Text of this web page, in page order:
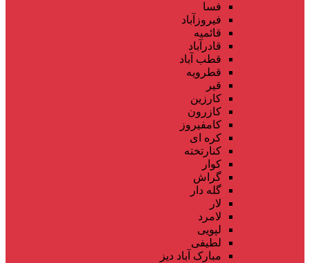
فسا
فیروزآباد
قائمیه
قادرآباد
قطب آباد
قطرویه
قیر
کارزین
کازرون
کامفیروز
کره ای
کنارتخته
کوار
گراش
گله دار
لار
لامرد
لپویی
لطیفی
مبارک آباد دیز